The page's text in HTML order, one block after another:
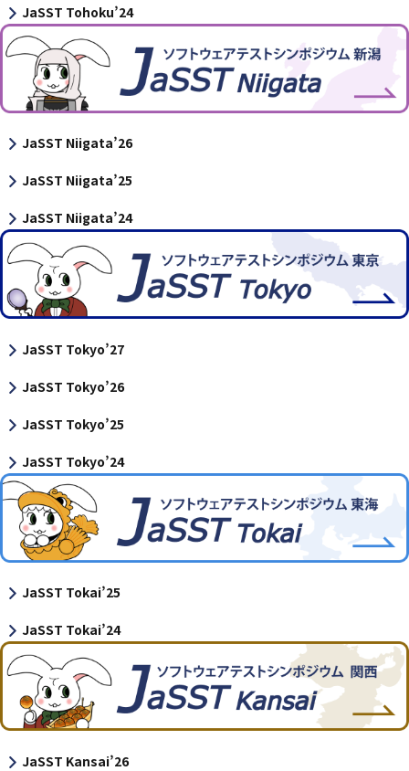
JaSST Tohoku’24
JaSST Niigata’26
JaSST Niigata’25
JaSST Niigata’24
JaSST Tokyo’27
JaSST Tokyo’26
JaSST Tokyo’25
JaSST Tokyo’24
JaSST Tokai’25
JaSST Tokai’24
JaSST Kansai’26